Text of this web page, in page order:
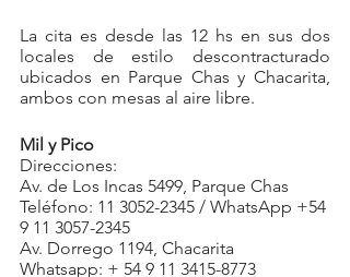
La cita es desde las 12 hs en sus dos
locales de estilo descontracturado
ubicados en Parque Chas y Chacarita,
ambos con mesas al aire libre.
Mil y Pico
Direcciones:
Av. de Los Incas 5499, Parque Chas
Teléfono: 11 3052-2345 / WhatsApp +54
9 11 3057-2345
Av. Dorrego 1194, Chacarita
Whatsapp: + 54 9 11 3415-8773